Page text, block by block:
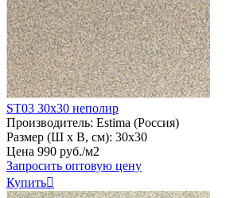
ST03 30х30 неполир
Производитель: Estima (Россия)
Размер (Ш х В, см): 30х30
Цена 990 руб./м2
Запросить оптовую цену
Купить